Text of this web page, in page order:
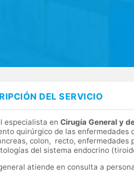
DEL SERVICIO
especialista en Cirugía General y
quirúrgico de las
colon, recto, enfermedades
del sistema endocrino
atiende en consulta a